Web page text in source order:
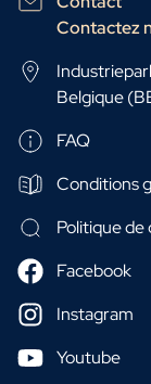
Contactez
Belgique
FAQ
Conditions
Politique
Facebook
Instagram
Youtube